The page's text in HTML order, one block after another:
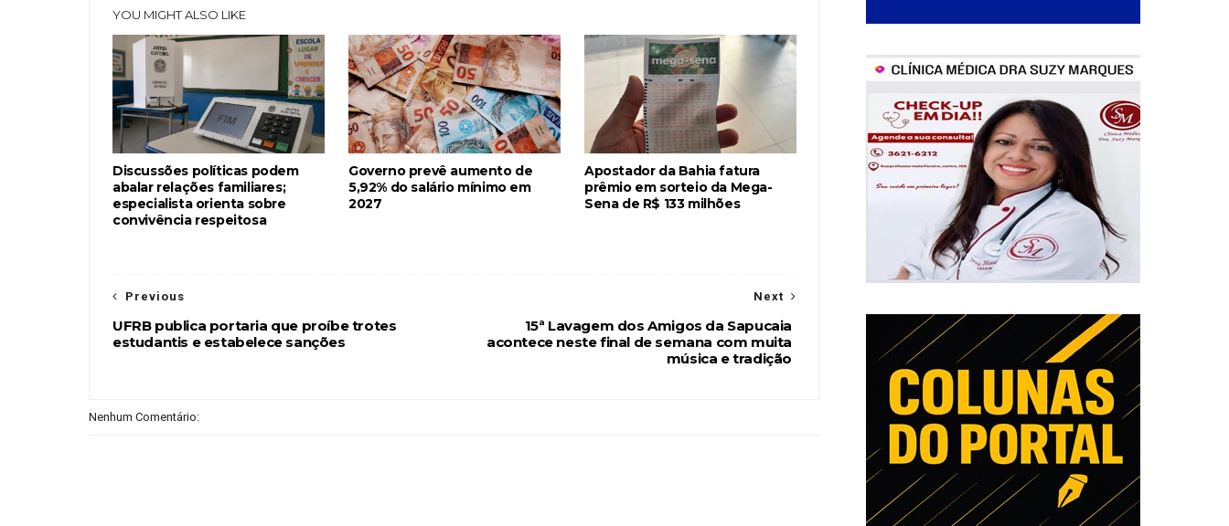
YOU MIGHT ALSO LIKE
Discussões políticas podem
abalar relações familiares;
especialista orienta sobre
convivência respeitosa
Governo prevê aumento de
5,92% do salário mínimo em
2027
Apostador da Bahia fatura
prêmio em sorteio da Mega-
Sena de R$ 133 milhões
Next
15ª Lavagem dos Amigos da Sapucaia
acontece neste final de semana com muita
música e tradição
Previous
UFRB publica portaria que proíbe trotes
estudantis e estabelece sanções
Nenhum Comentário: